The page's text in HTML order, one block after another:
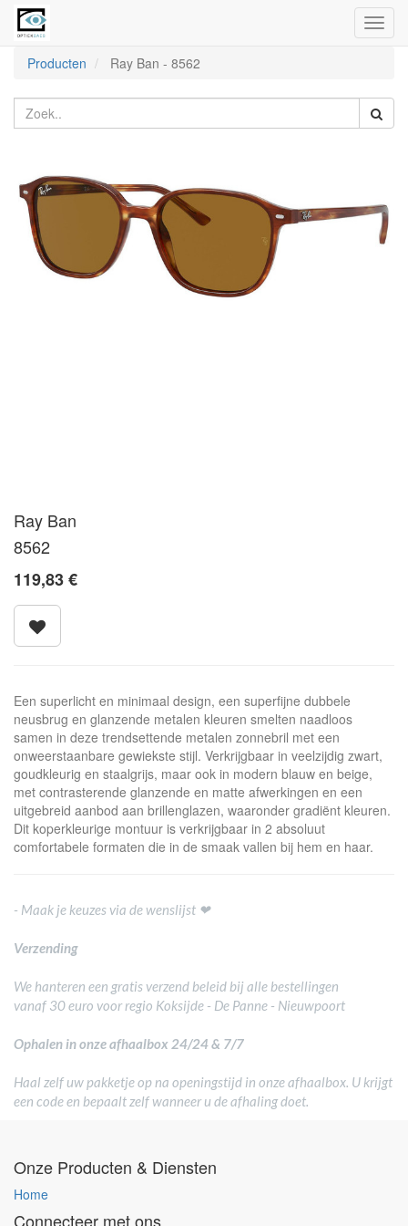
Producten
Ray Ban - 8562
Ray Ban
8562
119,83€
Een superlicht en minimaal design, een superfijne dubbele
neusbrug en glanzende metalen kleuren smelten naadloos
samen in deze trendsettende metalen zonnebril met een
onweerstaanbare gewiekste stijl. Verkrijgbaar in veelzijdig zwart,
goudkleurig en staalgrijs, maar ook in modern blauw en beige,
met contrasterende glanzende en matte afwerkingen en een
uitgebreid aanbod aan brillenglazen, waaronder gradiënt kleuren.
Dit koperkleurige montuur is verkrijgbaar in 2 absoluut
comfortabele formaten die in de smaak vallen bij hem en haar.
- Maak je keuzes via de wenslijst ❤
Verzending
We hanteren een gratis verzend beleid bij alle bestellingen
vanaf 30 euro voor regio Koksijde - De Panne - Nieuwpoort
Ophalen in onze afhaalbox 24/24 & 7/7
Haal zelf uw pakketje op na openingstijd in onze afhaalbox. U krijgt
een code en bepaalt zelf wanneer u de afhaling doet.
Onze Producten & Diensten
Home
Connecteer met ons